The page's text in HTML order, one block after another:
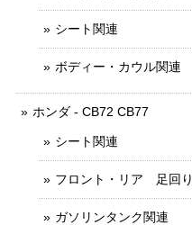
シート関連
ボディー・カウル関連
ホンダ - CB72 CB77
シート関連
フロント・リア 足回り
ガソリンタンク関連